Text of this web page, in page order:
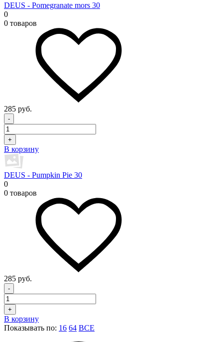
DEUS - Pomegranate mors 30
0
0 товаров
285 руб.
-
+
В корзину
DEUS - Pumpkin Pie 30
0
0 товаров
285 руб.
-
+
В корзину
Показывать по: 16 64 ВСЕ